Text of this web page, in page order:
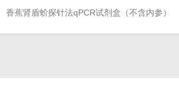
香蕉肾盾蚧探针法qPCR试剂盒（不含内参）